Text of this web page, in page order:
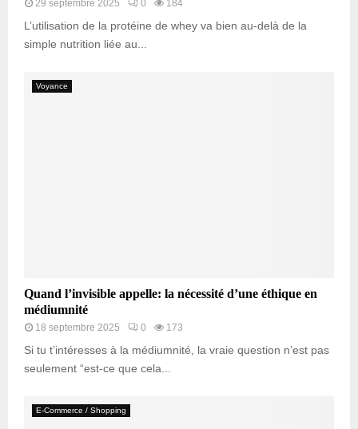
29 septembre 2025 0 184
L’utilisation de la protéine de whey va bien au-delà de la
simple nutrition liée au...
Voyance
Quand l’invisible appelle: la nécessité d’une éthique en
médiumnité
18 septembre 2025 0 173
Si tu t’intéresses à la médiumnité, la vraie question n’est pas
seulement “est-ce que cela...
E-Commerce / Shopping